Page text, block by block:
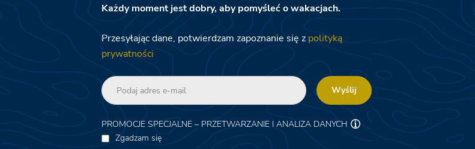
Każdy moment jest dobry, aby pomyśleć o wakacjach.
Przesyłając dane, potwierdzam zapoznanie się z polityką
prywatności
Wyślij
PROMOCJE SPECJALNE – PRZETWARZANIE I ANALIZA DANYCH
Zgadzam się